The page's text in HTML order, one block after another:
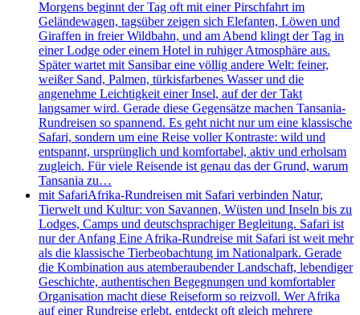
Morgens beginnt der Tag oft mit einer Pirschfahrt im
Geländewagen, tagsüber zeigen sich Elefanten, Löwen und
Giraffen in freier Wildbahn, und am Abend klingt der Tag in
einer Lodge oder einem Hotel in ruhiger Atmosphäre aus.
Später wartet mit Sansibar eine völlig andere Welt: feiner,
weißer Sand, Palmen, türkisfarbenes Wasser und die
angenehme Leichtigkeit einer Insel, auf der der Takt
langsamer wird. Gerade diese Gegensätze machen Tansania-
Rundreisen so spannend. Es geht nicht nur um eine klassische
Safari, sondern um eine Reise voller Kontraste: wild und
entspannt, ursprünglich und komfortabel, aktiv und erholsam
zugleich. Für viele Reisende ist genau das der Grund, warum
Tansania zu…
mit SafariAfrika-Rundreisen mit Safari verbinden Natur,
Tierwelt und Kultur: von Savannen, Wüsten und Inseln bis zu
Lodges, Camps und deutschsprachiger Begleitung. Safari ist
nur der Anfang Eine Afrika-Rundreise mit Safari ist weit mehr
als die klassische Tierbeobachtung im Nationalpark. Gerade
die Kombination aus atemberaubender Landschaft, lebendiger
Geschichte, authentischen Begegnungen und komfortabler
Organisation macht diese Reiseform so reizvoll. Wer Afrika
auf einer Rundreise erlebt, entdeckt oft gleich mehrere